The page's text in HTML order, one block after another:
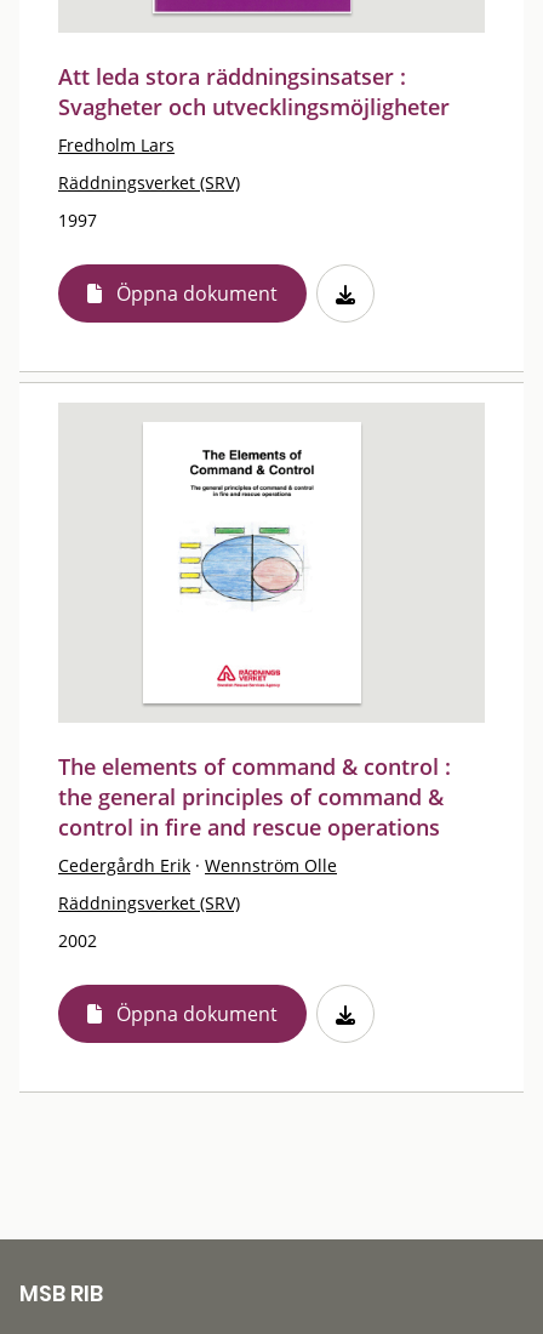
Att leda stora räddningsinsatser :
Svagheter och utvecklingsmöjligheter
Fredholm Lars
Räddningsverket (SRV)
1997
Öppna dokument
The elements of command & control :
the general principles of command &
control in fire and rescue operations
Cedergårdh Erik · Wennström Olle
Räddningsverket (SRV)
2002
Öppna dokument
MSB RIB